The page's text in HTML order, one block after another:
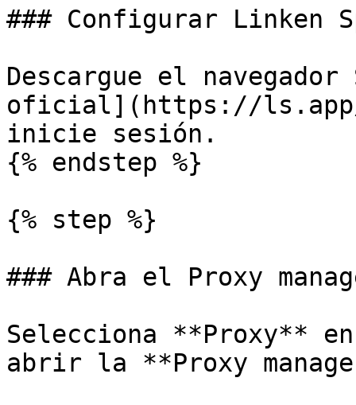
### Configurar Linken
Descargue el
oficial](https://
inicie sesión.
{% endstep %}
{% step %}
### Abra el Proxy
Selecciona **Proxy**
abrir la **Proxy